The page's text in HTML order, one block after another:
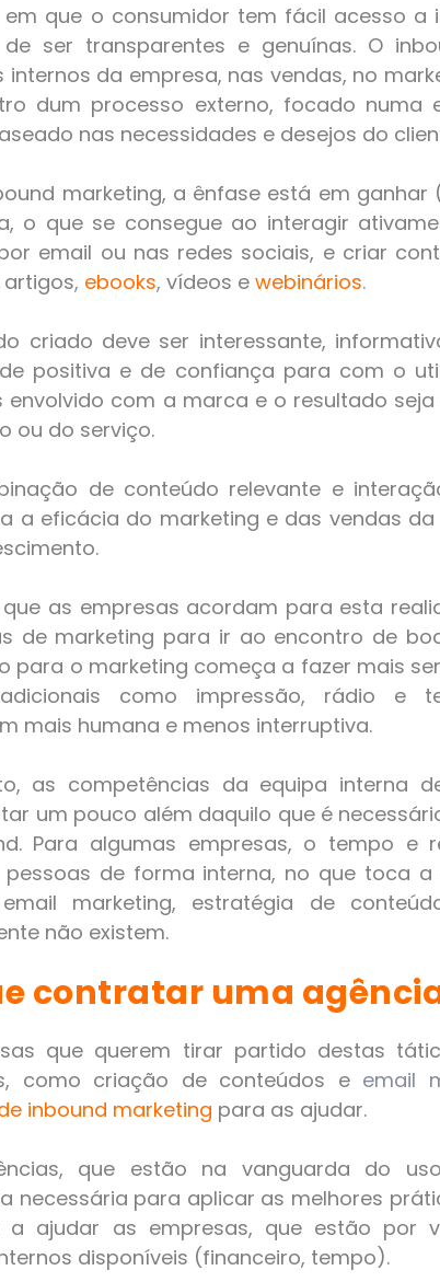
em que o consumidor tem fácil acesso a
ser transparentes e genuínas. O
internos da empresa, nas vendas, no
dum processo externo, focado numa
nas necessidades e desejos do
marketing, a ênfase está em
o que se consegue ao interagir
email ou nas redes sociais, e criar
artigos, ebooks, vídeos e webinários.
criado deve ser interessante,
positiva e de confiança para com o
envolvido com a marca e o resultado
ou do serviço.
de conteúdo relevante e
a eficácia do marketing e das vendas
as empresas acordam para esta
de marketing para ir ao encontro de
para o marketing começa a fazer mais
como impressão, rádio e
mais humana e menos interruptiva.
as competências da equipa interna
um pouco além daquilo que é
Para algumas empresas, o tempo e
de forma interna, no que toca
marketing, estratégia de
não existem.
contratar uma
que querem tirar partido destas
como criação de conteúdos eemail
inbound marketing para as ajudar.
que estão na vanguarda do
necessária para aplicar as melhores
ajudar as empresas, que estão por
disponíveis (financeiro, tempo).